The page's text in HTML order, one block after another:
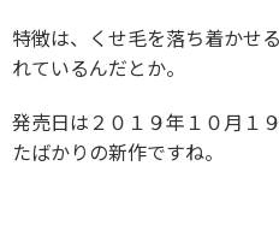
特徴は、くせ毛を落ち着かせ
れているんだとか。
発売日は２０１９年１０月１
たばかりの新作ですね。